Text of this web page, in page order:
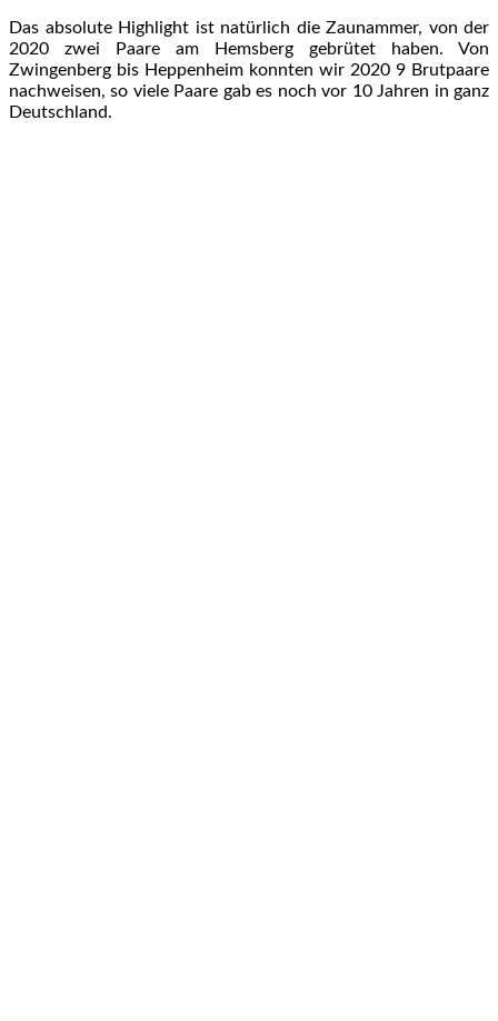
Das absolute Highlight ist natürlich die Zaunammer, von der
2020 zwei Paare am Hemsberg gebrütet haben. Von
Zwingenberg bis Heppenheim konnten wir 2020 9 Brutpaare
nachweisen, so viele Paare gab es noch vor 10 Jahren in ganz
Deutschland.